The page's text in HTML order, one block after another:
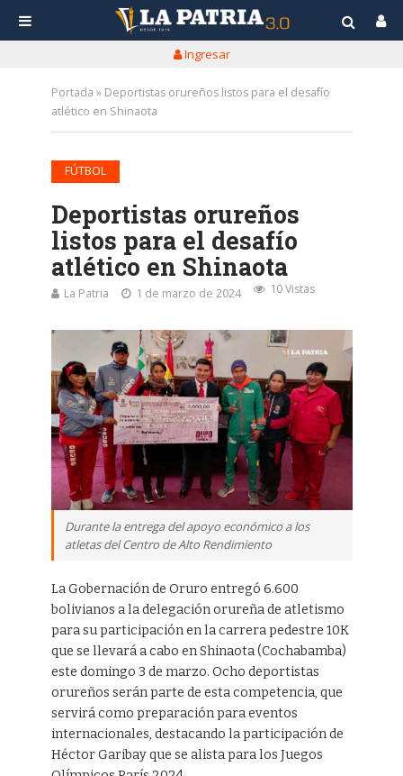
Ingresar
Portada » Deportistas orureños listos para el desafío
atlético en Shinaota
FÚTBOL
Deportistas orureños
listos para el desafío
atlético en Shinaota
La Patria 1 de marzo de 2024 10 Vistas
Durante la entrega del apoyo económico a los
atletas del Centro de Alto Rendimiento
La Gobernación de Oruro entregó 6.600
bolivianos a la delegación orureña de atletismo
para su participación en la carrera pedestre 10K
que se llevará a cabo en Shinaota (Cochabamba)
este domingo 3 de marzo. Ocho deportistas
orureños serán parte de esta competencia, que
servirá como preparación para eventos
internacionales, destacando la participación de
Héctor Garibay que se alista para los Juegos